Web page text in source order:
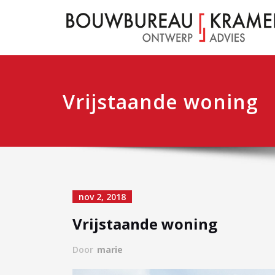
Vrijstaande woning
nov 2, 2018
Vrijstaande woning
Door marie